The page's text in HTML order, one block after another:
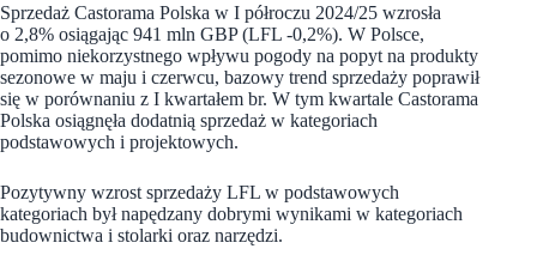
Sprzedaż Castorama Polska w I półroczu 2024/25 wzrosła
o 2,8% osiągając 941 mln GBP (LFL -0,2%). W Polsce,
pomimo niekorzystnego wpływu pogody na popyt na produkty
sezonowe w maju i czerwcu, bazowy trend sprzedaży poprawił
się w porównaniu z I kwartałem br. W tym kwartale Castorama
Polska osiągnęła dodatnią sprzedaż w kategoriach
podstawowych i projektowych.
Pozytywny wzrost sprzedaży LFL w podstawowych
kategoriach był napędzany dobrymi wynikami w kategoriach
budownictwa i stolarki oraz narzędzi.